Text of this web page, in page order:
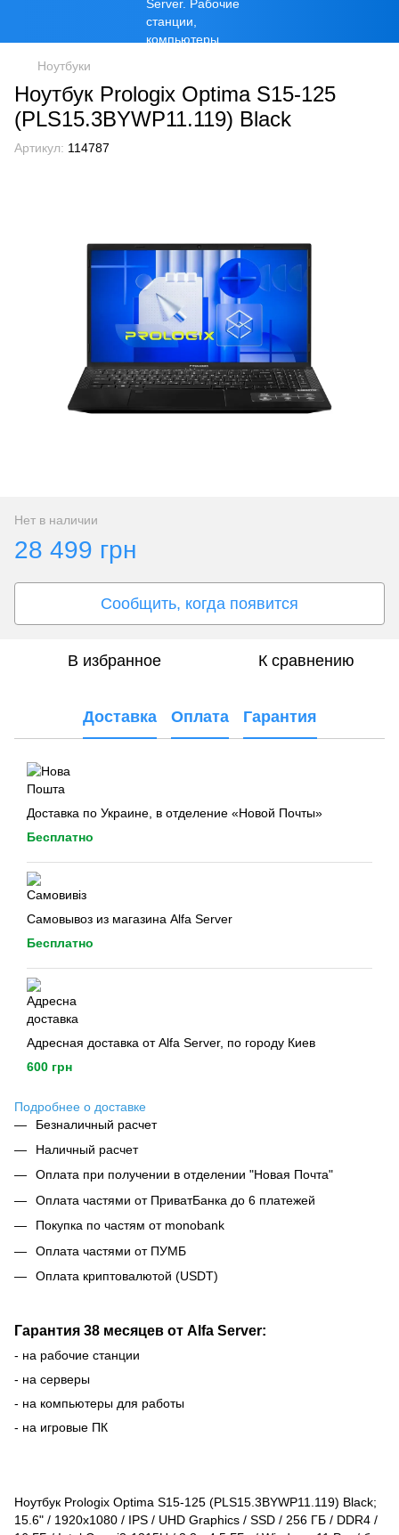
Ноутбуки
Ноутбук Prologix Optima S15-125
(PLS15.3BYWP11.119) Black
Артикул: 114787
Нет в наличии
28 499 грн
Сообщить, когда появится
В избранное К сравнению
Доставка Оплата Гарантия
Доставка по Украине, в отделение «Новой Почты»
Бесплатно
Самовывоз из магазина Alfa Server
Бесплатно
Адресная доставка от Alfa Server, по городу Киев
600 грн
Подробнее о доставке
Безналичный расчет
Наличный расчет
Оплата при получении в отделении "Новая Почта"
Оплата частями от ПриватБанка до 6 платежей
Покупка по частям от monobank
Оплата частями от ПУМБ
Оплата криптовалютой (USDT)
Гарантия 38 месяцев от Alfa Server:
- на рабочие станции
- на серверы
- на компьютеры для работы
- на игровые ПК
Ноутбук Prologix Optima S15-125 (PLS15.3BYWP11.119) Black;
15.6" / 1920x1080 / IPS / UHD Graphics / SSD / 256 ГБ / DDR4 /